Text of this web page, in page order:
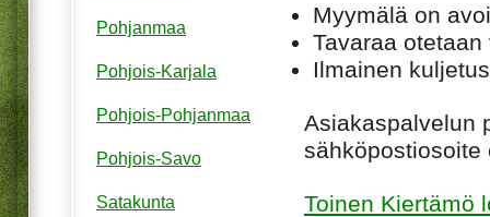
Myymälä on
Tavaraa
Ilmainen
Asiakaspalvelun
sähköpostiosoite
Toinen Kiertämö
Pohjanmaa
Pohjois-Karjala
Pohjois-Pohjanmaa
Pohjois-Savo
Satakunta